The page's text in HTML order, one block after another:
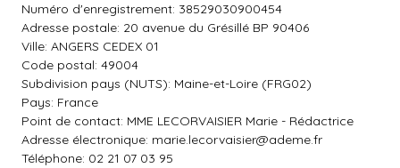
Numéro d'enregistrement: 38529030900454
Adresse postale: 20 avenue du Grésillé BP 90406
Ville: ANGERS CEDEX 01
Code postal: 49004
Subdivision pays (NUTS): Maine-et-Loire (FRG02)
Pays: France
Point de contact: MME LECORVAISIER Marie - Rédactrice
Adresse électronique: marie.lecorvaisier@ademe.fr
Téléphone: 02 21 07 03 95